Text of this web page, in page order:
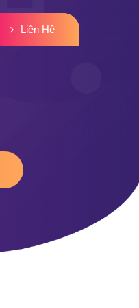
Liên Hệ
Liên Hệ